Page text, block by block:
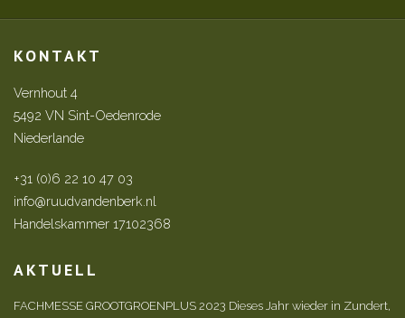
KONTAKT
Vernhout 4
5492 VN Sint-Oedenrode
Niederlande
+31 (0)6 22 10 47 03
info@ruudvandenberk.nl
Handelskammer 17102368
AKTUELL
FACHMESSE GROOTGROENPLUS 2023 Dieses Jahr wieder in Zundert,